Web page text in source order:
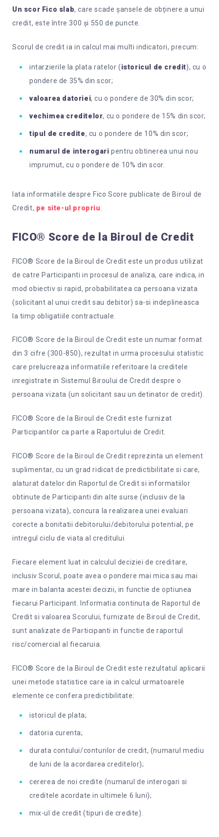
Un scor Fico slab, care scade șansele de obținere a unui
credit, este între 300 și 550 de puncte.
Scorul de credit ia in calcul mai multi indicatori, precum:
intarzierile la plata ratelor (istoricul de credit), cu o
pondere de 35% din scor;
valoarea datoriei, cu o pondere de 30% din scor;
vechimea creditelor, cu o pondere de 15% din scor;
tipul de credite, cu o pondere de 10% din scor;
numarul de interogari pentru obtinerea unui nou
imprumut, cu o pondere de 10% din scor.
Iata informatiile despre Fico Score publicate de Biroul de
Credit, pe site-ul propriu:
FICO® Score de la Biroul de Credit
FICO® Score de la Biroul de Credit este un produs utilizat
de catre Participanti in procesul de analiza, care indica, in
mod obiectiv si rapid, probabilitatea ca persoana vizata
(solicitant al unui credit sau debitor) sa-si indeplineasca
la timp obligatiile contractuale.
FICO® Score de la Biroul de Credit este un numar format
din 3 cifre (300-850), rezultat in urma procesului statistic
care prelucreaza informatiile referitoare la creditele
inregistrate in Sistemul Biroului de Credit despre o
persoana vizata (un solicitant sau un detinator de credit).
FICO® Score de la Biroul de Credit este furnizat
Participantilor ca parte a Raportului de Credit.
FICO® Score de la Biroul de Credit reprezinta un element
suplimentar, cu un grad ridicat de predictibilitate si care,
alaturat datelor din Raportul de Credit si informatiilor
obtinute de Participanti din alte surse (inclusiv de la
persoana vizata), concura la realizarea unei evaluari
corecte a bonitatii debitorului/debitorului potential, pe
intregul ciclu de viata al creditului.
Fiecare element luat in calculul deciziei de creditare,
inclusiv Scorul, poate avea o pondere mai mica sau mai
mare in balanta acestei decizii, in functie de optiunea
fiecarui Participant. Informatia continuta de Raportul de
Credit si valoarea Scorului, furnizate de Biroul de Credit,
sunt analizate de Participanti in functie de raportul
risc/comercial al fiecaruia.
FICO® Score de la Biroul de Credit este rezultatul aplicarii
unei metode statistice care ia in calcul urmatoarele
elemente ce confera predictibilitate:
istoricul de plata;
datoria curenta;
durata contului/conturilor de credit, (numarul mediu
de luni de la acordarea creditelor);
cererea de noi credite (numarul de interogari si
creditele acordate in ultimele 6 luni);
mix-ul de credit (tipuri de credite).